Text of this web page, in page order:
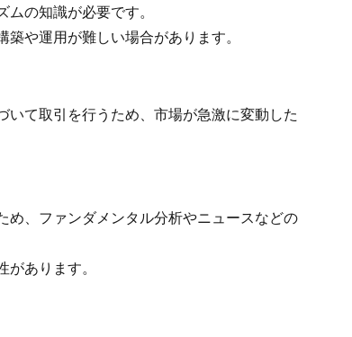
の知識が必要です。
や運用が難しい場合があります。
いて取引を行うため、市場が急激に変動した
め、ファンダメンタル分析やニュースなどの
あります。